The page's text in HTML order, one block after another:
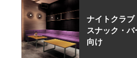
ナイトクラブ
スナック・バ
向け